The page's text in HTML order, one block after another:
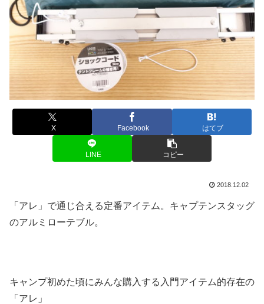
X Facebook はてブ
LINE コピー
2018.12.02
「アレ」で通じ合える定番アイテム。キャプテンスタッグ
のアルミローテブル。
キャンプ初めた頃にみんな購入する入門アイテム的存在の
「アレ」